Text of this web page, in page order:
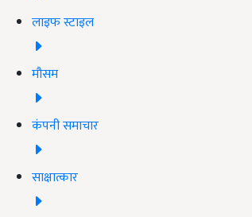
लाइफ स्टाइल
मौसम
कंपनी समाचार
साक्षात्कार